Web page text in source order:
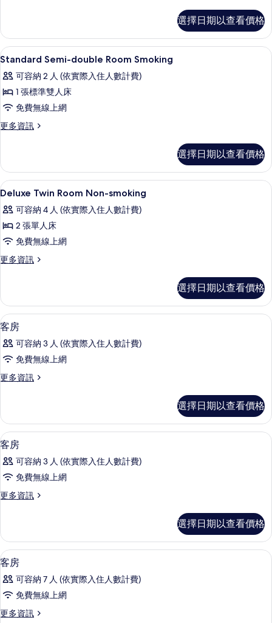
的
所
有
相
片
double
Room
Non-
的
詳
選擇日期以查看價格
顯
示
Standard
Semi-
double
Room
所
有
相
片
書桌、遮光布/窗簾、熨斗/熨衣板、免
1
Standard Semi-double Room Smoking
可容納 2 人 (依實際入住人數計費)
1 張標準雙人床
免費無線上網
更多資訊
更
double
Room
Smoking
詳
情
選擇日期以查看價格
顯
示
Deluxe
Twin
Room
Non-
所
有
相
片
書桌、遮光布/窗簾、熨斗/熨衣板、免
2
Deluxe Twin Room Non-smoking
可容納 4 人 (依實際入住人數計費)
2 張單人床
免費無線上網
更多資訊
更
Room
Non-
smoking
詳
情
選擇日期以查看價格
顯
示
客
的
有
相
片
書桌、遮光布/窗簾、熨斗/熨衣板、免
1
客房
可容納 3 人 (依實際入住人數計費)
免費無線上網
更多資訊
更
的
詳
情
選擇日期以查看價格
顯
示
客
的
有
相
片
書桌、遮光布/窗簾、熨斗/熨衣板、免
1
客房
可容納 3 人 (依實際入住人數計費)
免費無線上網
更多資訊
更
的
詳
情
選擇日期以查看價格
顯
示
客
的
書桌、遮光布/窗簾、熨斗/熨衣板、免
1
客房
可容納 7 人 (依實際入住人數計費)
免費無線上網
更多資訊
更